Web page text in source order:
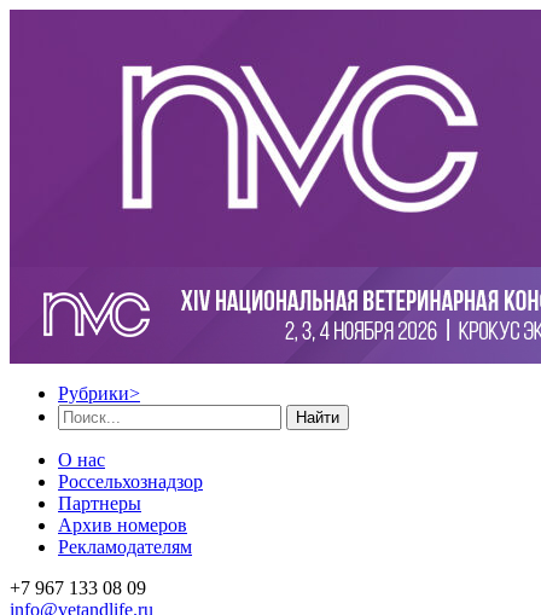
Рубрики>
Найти
О нас
Россельхознадзор
Партнеры
Архив номеров
Рекламодателям
+7 967 133 08 09
info@vetandlife.ru